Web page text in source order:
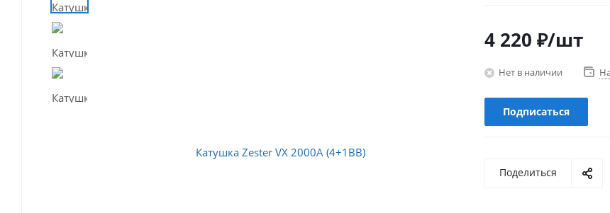
4 220 ₽/шт
Нет в наличии
Подписаться
Поделиться